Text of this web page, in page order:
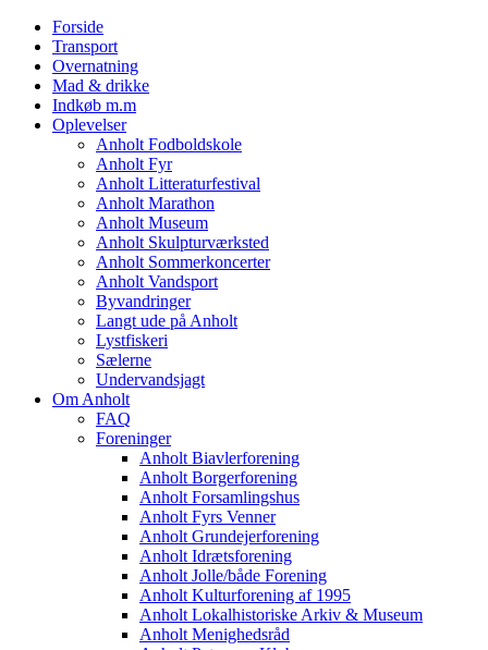
Forside
Transport
Overnatning
Mad & drikke
Indkøb m.m
Oplevelser
Anholt Fodboldskole
Anholt Fyr
Anholt Litteraturfestival
Anholt Marathon
Anholt Museum
Anholt Skulpturværksted
Anholt Sommerkoncerter
Anholt Vandsport
Byvandringer
Langt ude på Anholt
Lystfiskeri
Sælerne
Undervandsjagt
Om Anholt
FAQ
Foreninger
Anholt Biavlerforening
Anholt Borgerforening
Anholt Forsamlingshus
Anholt Fyrs Venner
Anholt Grundejerforening
Anholt Idrætsforening
Anholt Jolle/både Forening
Anholt Kulturforening af 1995
Anholt Lokalhistoriske Arkiv & Museum
Anholt Menighedsråd